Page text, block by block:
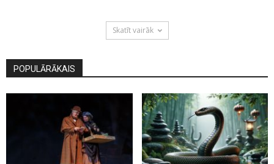
Skatīt vairāk
POPULĀRĀKAIS